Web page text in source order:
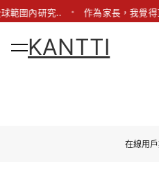
範圍內研究.. 作為家長，我覺
KANTTI
在線用